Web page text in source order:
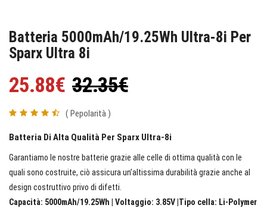
Batteria 5000mAh/19.25Wh Ultra-8i Per
Sparx Ultra 8i
25.88€ 32.35€
( Pepolarità )
Batteria Di Alta Qualità Per Sparx Ultra-8i
Garantiamo le nostre batterie grazie alle celle di ottima qualità con le
quali sono costruite, ciò assicura un’altissima durabilità grazie anche al
design costruttivo privo di difetti.
Capacità: 5000mAh/19.25Wh | Voltaggio: 3.85V |Tipo cella: Li-Polymer